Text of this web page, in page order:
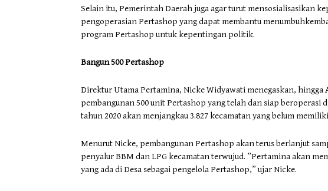
Selain itu, Pemerintah Daerah juga agar turut mensosialisasikan
pengoperasian Pertashop yang dapat membantu
program Pertashop untuk kepentingan politik.
Bangun 500 Pertashop
Direktur Utama Pertamina, Nicke Widyawati menegaskan, hingga
pembangunan 500 unit Pertashop yang telah dan siap beroperasi
tahun 2020 akan menjangkau 3.827 kecamatan yang belum
Menurut Nicke, pembangunan Pertashop akan terus berlanjut
penyalur BBM dan LPG kecamatan terwujud. ”Pertamina akan
yang ada di Desa sebagai pengelola Pertashop,” ujar Nicke.